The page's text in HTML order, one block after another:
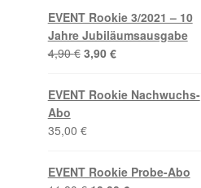
EVENT Rookie 3/2021 – 10
Jahre Jubiläumsausgabe
4,90€ Ursprünglicher
war:
4,90 €
3,90 €Aktueller
ist:
3,90 €.
EVENT Rookie Nachwuchs-
Abo
35,00 €
EVENT Rookie Probe-Abo